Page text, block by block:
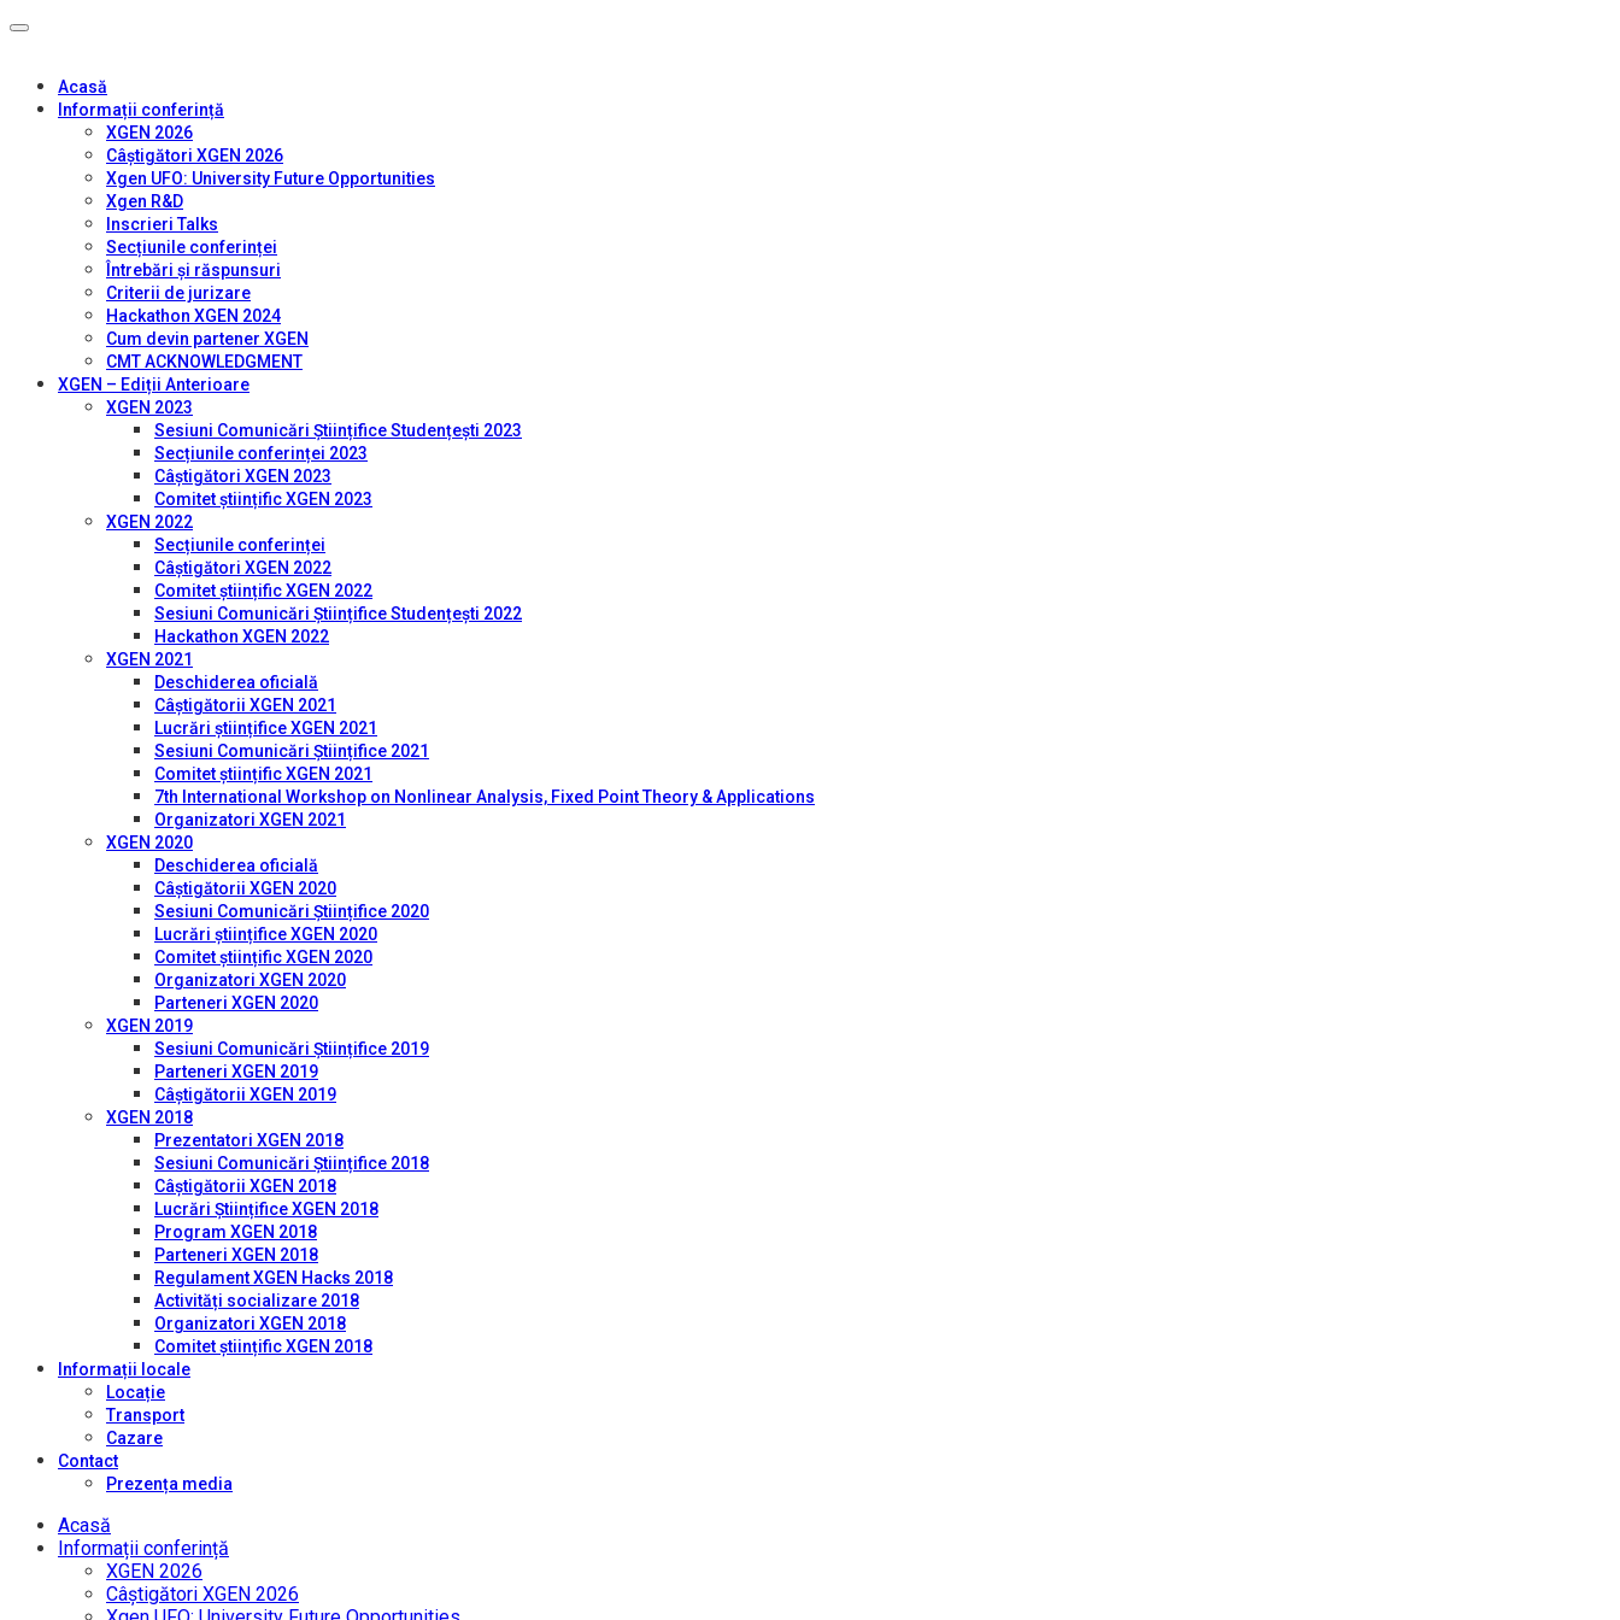
Acasă
Informații conferință
XGEN 2026
Câștigători XGEN 2026
Xgen UFO: University Future Opportunities
Xgen R&D
Inscrieri Talks
Secțiunile conferinței
Întrebări și răspunsuri
Criterii de jurizare
Hackathon XGEN 2024
Cum devin partener XGEN
CMT ACKNOWLEDGMENT
XGEN – Ediții Anterioare
XGEN 2023
Sesiuni Comunicări Științifice Studențești 2023
Secțiunile conferinței 2023
Câștigători XGEN 2023
Comitet științific XGEN 2023
XGEN 2022
Secțiunile conferinței
Câștigători XGEN 2022
Comitet științific XGEN 2022
Sesiuni Comunicări Științifice Studențești 2022
Hackathon XGEN 2022
XGEN 2021
Deschiderea oficială
Câștigătorii XGEN 2021
Lucrări științifice XGEN 2021
Sesiuni Comunicări Științifice 2021
Comitet științific XGEN 2021
7th International Workshop on Nonlinear Analysis, Fixed Point Theory & Applications
Organizatori XGEN 2021
XGEN 2020
Deschiderea oficială
Câștigătorii XGEN 2020
Sesiuni Comunicări Științifice 2020
Lucrări științifice XGEN 2020
Comitet științific XGEN 2020
Organizatori XGEN 2020
Parteneri XGEN 2020
XGEN 2019
Sesiuni Comunicări Științifice 2019
Parteneri XGEN 2019
Câștigătorii XGEN 2019
XGEN 2018
Prezentatori XGEN 2018
Sesiuni Comunicări Științifice 2018
Câștigătorii XGEN 2018
Lucrări Științifice XGEN 2018
Program XGEN 2018
Parteneri XGEN 2018
Regulament XGEN Hacks 2018
Activități socializare 2018
Organizatori XGEN 2018
Comitet științific XGEN 2018
Informații locale
Locație
Transport
Cazare
Contact
Prezența media
Acasă
Informații conferință
XGEN 2026
Câștigători XGEN 2026